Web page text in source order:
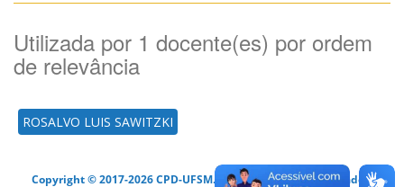
Utilizada por 1 docente(es) por ordem
de relevância
ROSALVO LUIS SAWITZKI
Copyright © 2017-2026 CPD-UFSM. Todos os direitos reservados.